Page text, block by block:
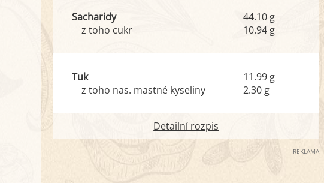
Sacharidy
z toho cukr
44.10 g
10.94 g
Tuk
z toho nas. mastné kyseliny
11.99 g
2.30 g
Detailní rozpis
REKLAMA